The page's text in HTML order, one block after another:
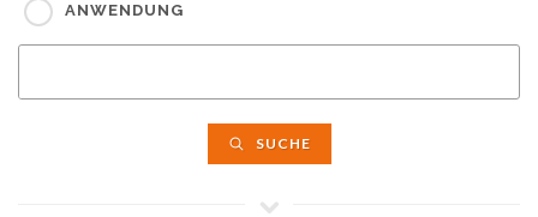
ANWENDUNG
SUCHE